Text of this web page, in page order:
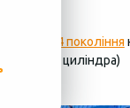
ГБО 4 покоління
2002 (4 циліндра)